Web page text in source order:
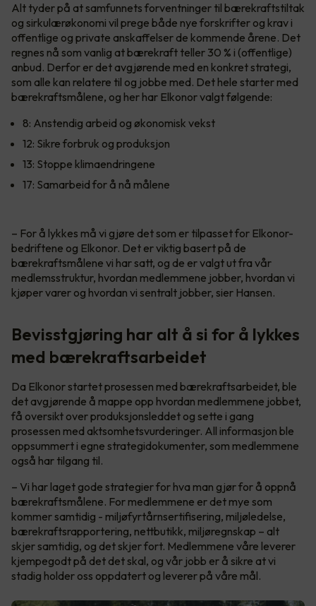
Alt tyder på at samfunnets forventninger til bærekraftstiltak
og sirkulærøkonomi vil prege både nye forskrifter og krav i
offentlige og private anskaffelser de kommende årene. Det
regnes nå som vanlig at bærekraft teller 30 % i (offentlige)
anbud. Derfor er det avgjørende med en konkret strategi,
som alle kan relatere til og jobbe med. Det hele starter med
bærekraftsmålene, og her har Elkonor valgt følgende:
8: Anstendig arbeid og økonomisk vekst
12: Sikre forbruk og produksjon
13: Stoppe klimaendringene
17: Samarbeid for å nå målene
– For å lykkes må vi gjøre det som er tilpasset for Elkonor-
bedriftene og Elkonor. Det er viktig basert på de
bærekraftsmålene vi har satt, og de er valgt ut fra vår
medlemsstruktur, hvordan medlemmene jobber, hvordan vi
kjøper varer og hvordan vi sentralt jobber, sier Hansen.
Bevisstgjøring har alt å si for å lykkes
med bærekraftsarbeidet
Da Elkonor startet prosessen med bærekraftsarbeidet, ble
det avgjørende å mappe opp hvordan medlemmene jobbet,
få oversikt over produksjonsleddet og sette i gang
prosessen med aktsomhetsvurderinger. All informasjon ble
oppsummert i egne strategidokumenter, som medlemmene
også har tilgang til.
– Vi har laget gode strategier for hva man gjør for å oppnå
bærekraftsmålene. For medlemmene er det mye som
kommer samtidig - miljøfyrtårnsertifisering, miljøledelse,
bærekraftsrapportering, nettbutikk, miljøregnskap – alt
skjer samtidig, og det skjer fort. Medlemmene våre leverer
kjempegodt på det det skal, og vår jobb er å sikre at vi
stadig holder oss oppdatert og leverer på våre mål.